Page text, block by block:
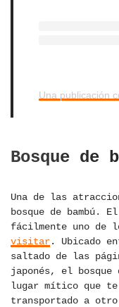
Bosque de
Una de las
bosque de bambú.
fácilmente uno de
visitar. Ubicado
saltado de las
japonés, el bosque
lugar mítico que
transportado a otro